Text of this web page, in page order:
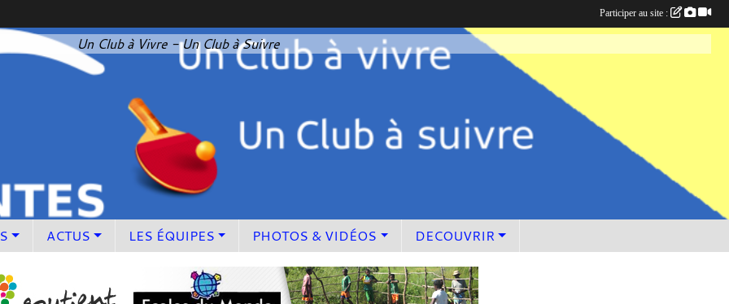
Un Club à Vivre - Un Club à Suivre
ACTUS LES ÉQUIPES PHOTOS & VIDÉOS DECOUVRIR
Participer au site :